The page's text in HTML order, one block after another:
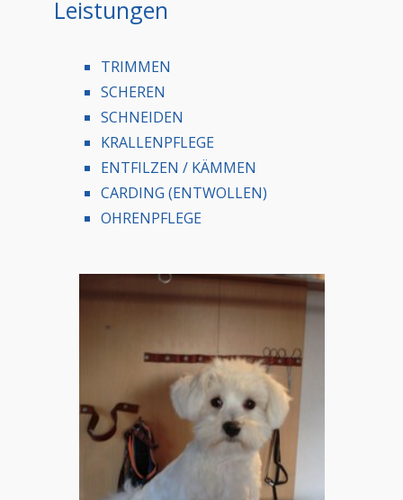
Leistungen
TRIMMEN
SCHEREN
SCHNEIDEN
KRALLENPFLEGE
ENTFILZEN / KÄMMEN
CARDING (ENTWOLLEN)
OHRENPFLEGE